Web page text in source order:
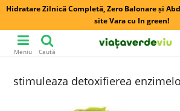
Hidratare Zilnică Completă, Zero Balonare și
site Vara cu In green!
Meniu Caută
stimuleaza detoxifierea